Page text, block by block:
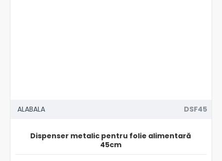
ALABALA DSF45
Dispenser metalic pentru folie alimentară
45cm